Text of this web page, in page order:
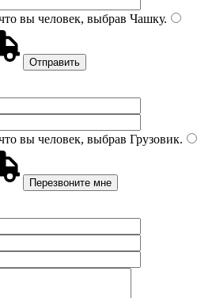
вы человек, выбрав Чашку.
вы человек, выбрав Грузовик.